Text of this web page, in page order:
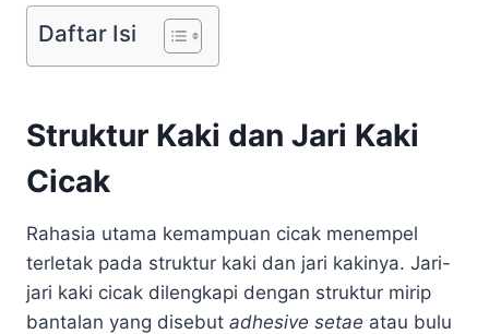
Daftar Isi
Struktur Kaki dan Jari Kaki
Cicak
Rahasia utama kemampuan cicak menempel
terletak pada struktur kaki dan jari kakinya. Jari-
jari kaki cicak dilengkapi dengan struktur mirip
bantalan yang disebut adhesive setae atau bulu